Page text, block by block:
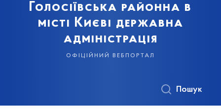
Голосіївська районна в
місті Києві державна
адміністрація
офіційний вебпортал
Пошук